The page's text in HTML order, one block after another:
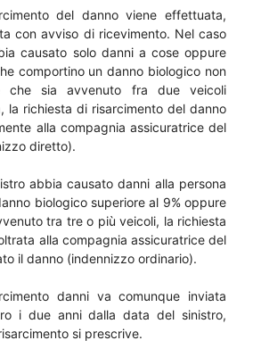
del danno viene effettuata,
con avviso di ricevimento. Nel caso
causato solo danni a cose oppure
comportino un danno biologico non
che sia avvenuto fra due veicoli
la richiesta di risarcimento del danno
alla compagnia assicuratrice del
diretto).
abbia causato danni alla persona
biologico superiore al 9% oppure
tra tre o più veicoli, la richiesta
alla compagnia assicuratrice del
il danno (indennizzo ordinario).
danni va comunque inviata
i due anni dalla data del sinistro,
si prescrive.